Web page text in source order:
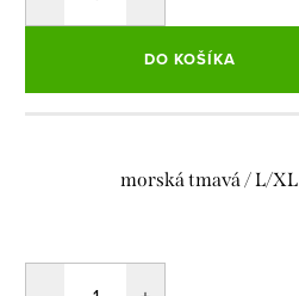
DO KOŠÍKA
morská tmavá / L/XL